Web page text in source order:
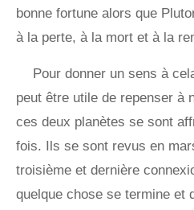
bonne fortune alors que
à la perte, à la mort et à la
Pour donner un sens à
peut être utile de repenser à
ces deux planètes se sont
fois. Ils se sont revus en
troisième et dernière
quelque chose se termine et